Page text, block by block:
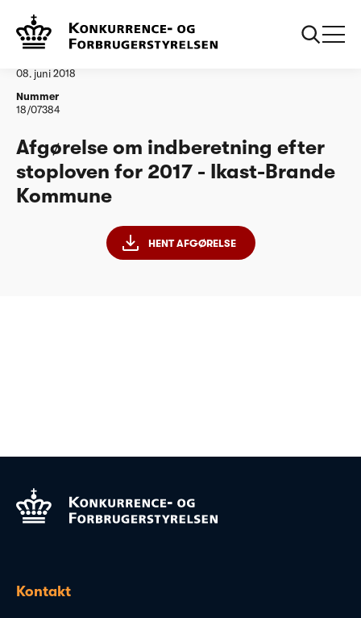
Vandtilsyn
08. juni 2018
Nummer
18/07384
Afgørelse om indberetning efter
stoploven for 2017 - Ikast-Brande
Kommune
HENT AFGØRELSE
Kontakt